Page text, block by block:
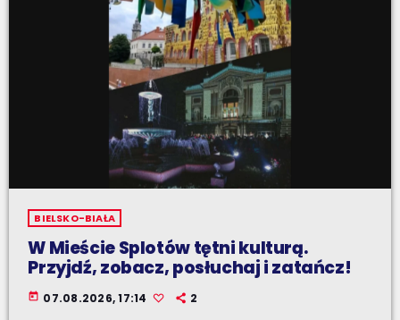
BIELSKO-BIAŁA
W Mieście Splotów tętni kulturą.
Przyjdź, zobacz, posłuchaj i zatańcz!
today 07.08.2026, 17:14 2